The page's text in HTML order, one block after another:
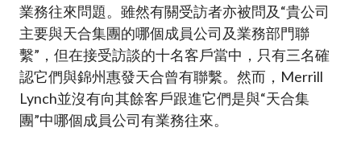
業務往來問題。雖然有關受訪者亦被問及“貴公司
主要與天合集團的哪個成員公司及業務部門聯
繫”，但在接受訪談的十名客戶當中，只有三名確
認它們與錦州惠發天合曾有聯繫。然而，Merrill
Lynch並沒有向其餘客戶跟進它們是與“天合集
團”中哪個成員公司有業務往來。